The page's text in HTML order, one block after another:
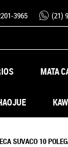
3965 (21)
MATA
SUVACO 10